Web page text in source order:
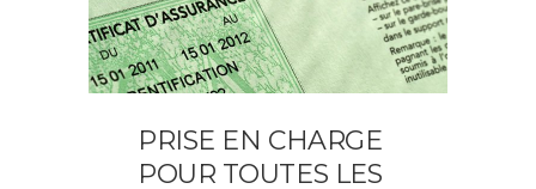
PRISE EN CHARGE
POUR TOUTES LES